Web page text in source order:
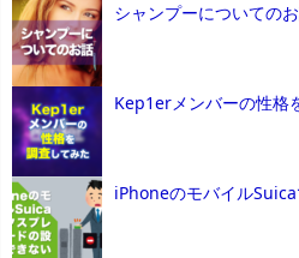
シャンプーについての
Kep1erメンバーの性格
iPhoneのモバイル